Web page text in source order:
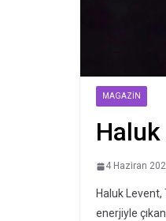
MAGAZIN
Haluk
4 Haziran
Haluk Levent,
enerjiyle